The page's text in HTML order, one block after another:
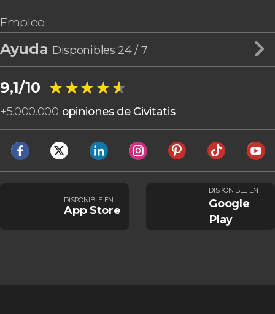
Empleo
Ayuda Disponibles 24 / 7
9,1/10 ★★★★★
★★★★★
+5.000.000 opiniones de Civitatis
DISPONIBLE EN
App Store
DISPONIBLE EN
Google
Play